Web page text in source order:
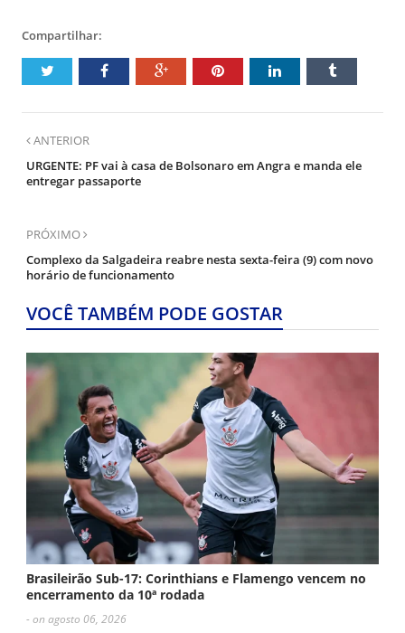
Compartilhar:
ANTERIOR
URGENTE: PF vai à casa de Bolsonaro em Angra e manda ele
entregar passaporte
PRÓXIMO
Complexo da Salgadeira reabre nesta sexta-feira (9) com novo
horário de funcionamento
VOCÊ TAMBÉM PODE GOSTAR
Brasileirão Sub-17: Corinthians e Flamengo vencem no
encerramento da 10ª rodada
- on agosto 06, 2026